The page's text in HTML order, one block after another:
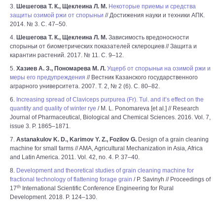
3. Шешегова Т. К., Щеклеина Л. М. Некоторые приемы и средства
защиты озимой ржи от спорыньи // Достижения науки и техники АПК.
2014. № 3. С. 47–50.
4. Шешегова Т. К., Щеклеина Л. М. Зависимость вредоносности
спорыньи от биометрических показателей склероциев // Защита и
карантин растений. 2017. № 11. С. 9–12.
5. Хазиев А. З., Пономарева М. Л. Ущерб от спорыньи на озимой ржи и
меры его предупреждения // Вестник Казанского государственного
аграрного университета. 2007. Т. 2, № 2 (6). С. 80–82.
6. Increasing spread of Claviceps purpurea (Fr). Tul. and it’s effect on the
quantity and quality of winter rye / M. L. Ponomareva [et al.] // Research
Journal of Pharmaceutical, Biological and Chemical Sciences. 2016. Vol. 7,
issue 3. P. 1865–1871.
7. Astanakulov K. D., Karimov Y. Z., Fozilov G. Design of a grain cleaning
machine for small farms // AMA, Agricultural Mechanization in Asia, Africa
and Latin America. 2011. Vol. 42, no. 4. P. 37–40.
8. Development and theoretical studies of grain cleaning machine for
fractional technology of flattening forage grain / P. Savinyh // Proceedings of
17th International Scientific Conference Engineering for Rural
Development. 2018. P. 124–130.